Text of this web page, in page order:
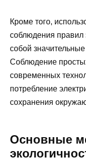
Кроме того,
соблюдения правил
собой
Соблюдение
современных
потребление
сохранения
Основные